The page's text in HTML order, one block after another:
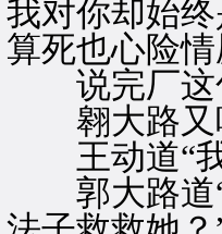
我对你却始
算死也心险
说完厂这句
翱大路又咬
王动道“我
郭大路道“